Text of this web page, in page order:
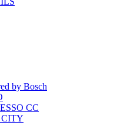
by Bosch
CC
CITY